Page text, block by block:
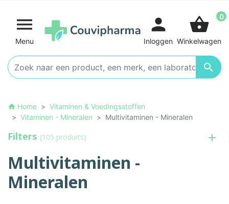

Menu

person
Inloggen
shopping_basket 0
Winkelwagen
home Home
Vitaminen & Voedingsstoffen
Vitaminen - Mineralen
Multivitaminen - Mineralen
Filters (105 produits)
Multivitaminen -
Mineralen